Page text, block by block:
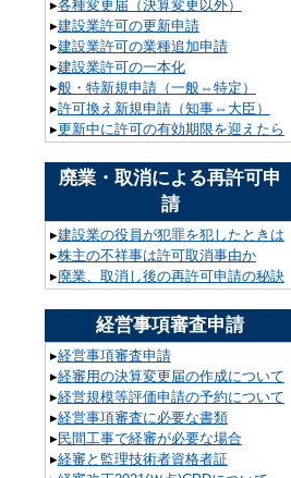
▸各種変更届（決算変更以外）
▸建設業許可の更新申請
▸建設業許可の業種追加申請
▸建設業許可の一本化
▸般・特新規申請（一般⇔特定）
▸許可換え新規申請（知事⇔大臣）
▸更新中に許可の有効期限を迎えたら
廃業・取消による再許可申
請
▸建設業の役員が犯罪を犯したときは
▸株主の不祥事は許可取消事由か
▸廃業、取消し後の再許可申請の秘訣
経営事項審査申請
▸経営事項審査申請
▸経審用の決算変更届の作成について
▸経営規模等評価申請の予約について
▸経営事項審査に必要な書類
▸民間工事で経審が必要な場合
▸経審と監理技術者資格者証